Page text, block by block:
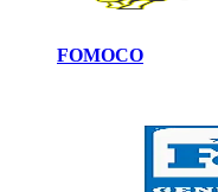
FOMOCO